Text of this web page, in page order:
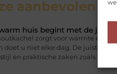
aanbevolen
huis begint met de
zorgt voor warmte en
doet u niet elke dag. De juiste
en praktische zaken zoals